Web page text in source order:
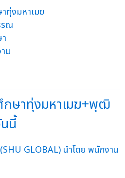
าทุ่งมหาเมฆ
ณ
ม
กษาทุ่งมหาเมฆ+พุฒิ
นี้